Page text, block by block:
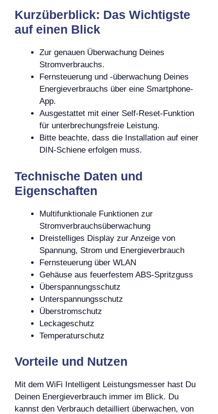
Kurzüberblick: Das Wichtigste
auf einen Blick
Zur genauen Überwachung Deines
Stromverbrauchs.
Fernsteuerung und -überwachung Deines
Energieverbrauchs über eine Smartphone-
App.
Ausgestattet mit einer Self-Reset-Funktion
für unterbrechungsfreie Leistung.
Bitte beachte, dass die Installation auf einer
DIN-Schiene erfolgen muss.
Technische Daten und
Eigenschaften
Multifunktionale Funktionen zur
Stromverbrauchsüberwachung
Dreistelliges Display zur Anzeige von
Spannung, Strom und Energieverbrauch
Fernsteuerung über WLAN
Gehäuse aus feuerfestem ABS-Spritzguss
Überspannungsschutz
Unterspannungsschutz
Überstromschutz
Leckageschutz
Temperaturschutz
Vorteile und Nutzen
Mit dem WiFi Intelligent Leistungsmesser hast Du
Deinen Energieverbrauch immer im Blick. Du
kannst den Verbrauch detailliert überwachen, von